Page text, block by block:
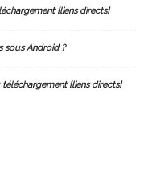
[liens directs]
sous Android ?
téléchargement [liens directs]